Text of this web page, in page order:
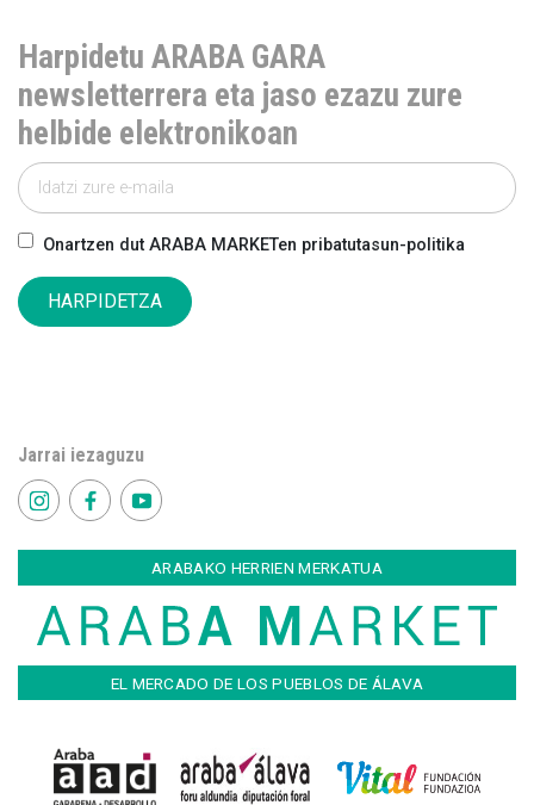
Harpidetu ARABA GARA
newsletterrera eta jaso ezazu zure
helbide elektronikoan
Onartzen dut ARABA MARKETen pribatutasun-politika
HARPIDETZA
Jarrai iezaguzu
ARABAKO HERRIEN MERKATUA
EL MERCADO DE LOS PUEBLOS DE ÁLAVA